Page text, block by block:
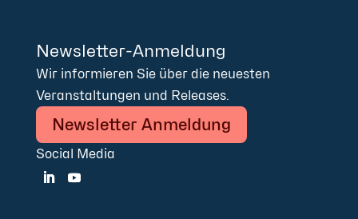
Newsletter-Anmeldung
Wir informieren Sie über die neuesten
Veranstaltungen und Releases.
Newsletter Anmeldung
Social Media